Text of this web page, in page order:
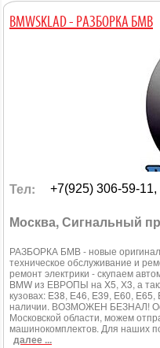
BMWSKLAD - РАЗБОРКА БМВ
Тел: +7(925) 306-59-
Москва, Сигнальный
РАЗБОРКА БМВ - новые
техническое обслуживание и
ремонт электрики - скупаем автомобили
BMW из ЕВРОПЫ на X5, Х3, а
кузовах: E38, Е46, E39, E60,
наличии. ВОЗМОЖЕН БЕЗНАЛ!
Московской области, можем
машинокомплектов. Для наших
далее ...